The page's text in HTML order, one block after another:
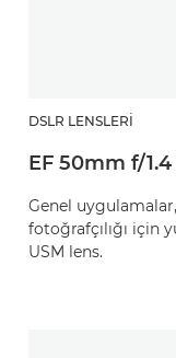
DSLR LENSLERI
EF 50mm f/1.4
Genel
fotoğrafçılığı için
USM lens.